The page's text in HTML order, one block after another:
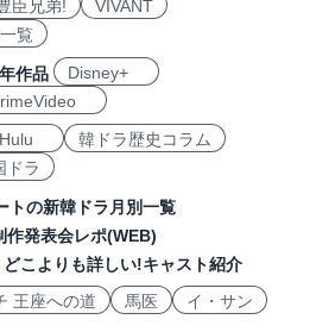
臣兄弟!
VIVANT
覧
作品
Disney+
Hulu
韓ドラ歴史コラム
ドラ
トの新韓ドラ月別一覧
作発表会レポ(WEB)
どこよりも詳しい!キャスト紹介
王座への道 馬医
イ・サン